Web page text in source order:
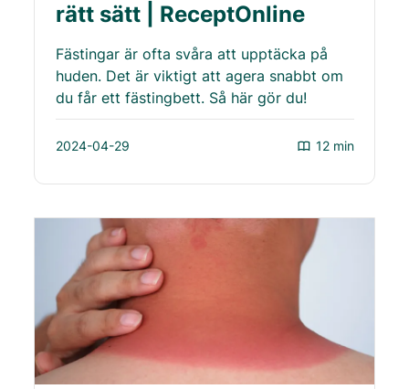
rätt sätt | ReceptOnline
Fästingar är ofta svåra att upptäcka på
huden. Det är viktigt att agera snabbt om
du får ett fästingbett. Så här gör du!
2024-04-29 12 min